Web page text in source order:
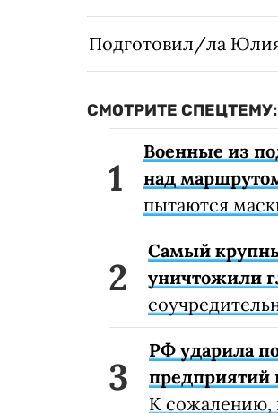
Подготовил/ла
СМОТРИТЕ СПЕЦТЕМУ:
Военные из
над
пытаются
Самый
уничтожили
РФ ударила
предприятий
К сожалению,